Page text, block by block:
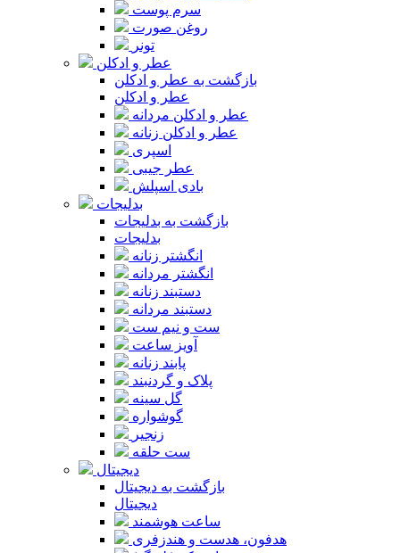
سرم پوست
روغن صورت
تونر
عطر و ادکلن
بازگشت به عطر و ادکلن
عطر و ادکلن
عطر و ادکلن مردانه
عطر و ادکلن زنانه
اسپری
عطر جیبی
بادی اسپلش
بدلیجات
بازگشت به بدلیجات
بدلیجات
انگشتر زنانه
انگشتر مردانه
دستبند زنانه
دستبند مردانه
ست و نیم ست
آویز ساعت
پابند زنانه
پلاک و گردنبند
گل سینه
گوشواره
زنجیر
ست حلقه
دیجیتال
بازگشت به دیجیتال
دیجیتال
ساعت هوشمند
هدفون، هدست و هندزفری